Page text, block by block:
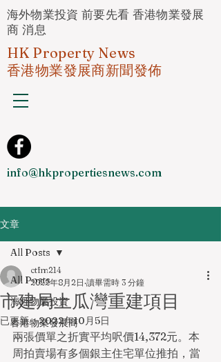
海外物業投資 前要先看 香港物業發展
商 消息
HK Property News
香港物業發展商新聞發佈
info@hkpropertiesnews.com
文章
All Posts
海外物業投資
香港物業發展商
All Posts
市建局土瓜灣重建項目
ctfm214
2022年8月2日 讀畢需時 3 分鐘
已更新：2022年10月5日
兩張價單之折實平均呎價14,372元。本
周拍賣場有多個銀主住宅單位推拍，當